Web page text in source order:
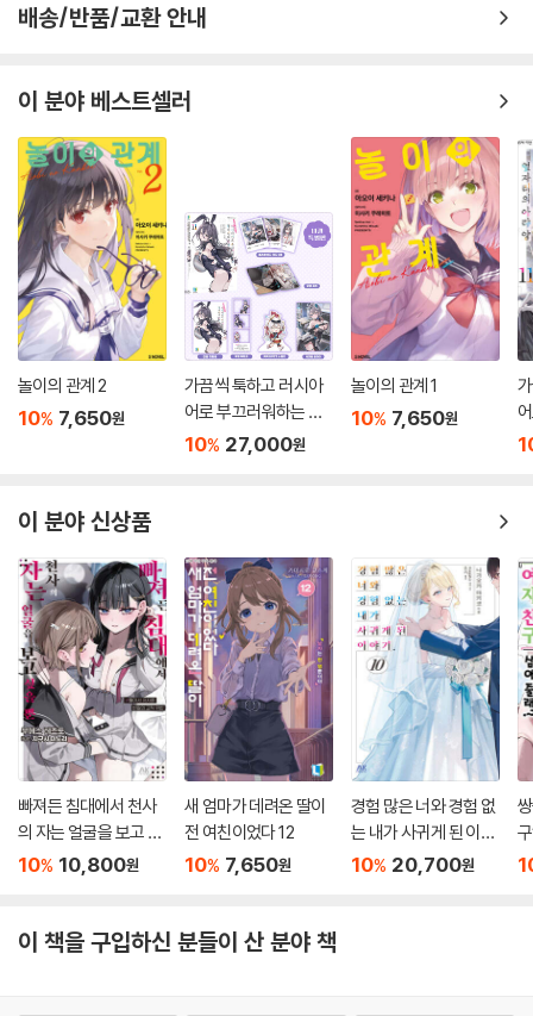
배송/반품/교환 안내
이 분야 베스트셀러
놀이의 관계 2
10% 7,650원
가끔씩 툭하고 러시아
어로 부끄러워하는 옆
자리의 아랴 양 11 특별
10% 27,000원
놀이의 관계 1
10% 7,650원
이 분야 신상품
빠져든 침대에서 천사
의 자는 얼굴을 보고 싶
을 뿐
10% 10,800원
새 엄마가 데려온 딸이
전 여친이었다 12
10% 7,650원
경험 많은 너와 경험 없
는 내가 사귀게 된 이야
기. 10 한정판
10% 20,700원
이 책을 구입하신 분들이 산 분야 책